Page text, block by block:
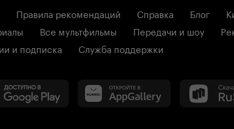
Правила рекомендаций Справка Блог
Все мультфильмы Передачи и шоу
и подписка
Служба поддержки